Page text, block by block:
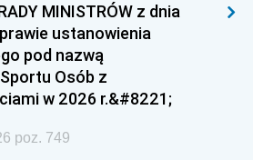
MINISTRÓW z dnia
ustanowienia
pod nazwą
Osób z
w 2026 r.&#8221;
poz. 749